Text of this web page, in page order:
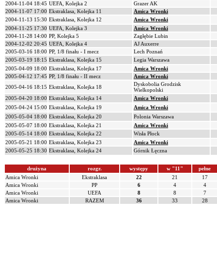
2004-11-04 18:45 UEFA, Kolejka 2
Grazer AK
2004-11-07 17:00 Ekstraklasa, Kolejka 11
Amica Wronki
2004-11-13 15:30 Ekstraklasa, Kolejka 12
Amica Wronki
2004-11-25 17:30 UEFA, Kolejka 3
Amica Wronki
2004-11-28 14:00 PP, Kolejka 5
Zagłębie Lubin
2004-12-02 20:45 UEFA, Kolejka 4
AJ Auxerre
2005-03-16 18:00 PP, 1/8 finału - I mecz
Lech Poznań
2005-03-19 18:15 Ekstraklasa, Kolejka 15
Legia Warszawa
2005-04-09 18:00 Ekstraklasa, Kolejka 17
Amica Wronki
2005-04-12 17:45 PP, 1/8 finału - II mecz
Amica Wronki
2005-04-16 18:15 Ekstraklasa, Kolejka 18
Dyskobolia Grodzisk
Wielkopolski
2005-04-20 18:00 Ekstraklasa, Kolejka 14
Amica Wronki
2005-04-24 15:00 Ekstraklasa, Kolejka 19
Amica Wronki
2005-05-04 18:00 Ekstraklasa, Kolejka 20
Polonia Warszawa
2005-05-07 18:00 Ekstraklasa, Kolejka 21
Amica Wronki
2005-05-14 18:00 Ekstraklasa, Kolejka 22
Wisła Płock
2005-05-21 18:00 Ekstraklasa, Kolejka 23
Amica Wronki
2005-05-25 18:30 Ekstraklasa, Kolejka 24 Górnik Łęczna
drużyna rozgr. występy w "11"
pełne
Amica Wronki
Ekstraklasa 22 21
17
Amica Wronki
PP 6 4
4
Amica Wronki
UEFA 8 8
7
Amica Wronki
RAZEM 36 33 28